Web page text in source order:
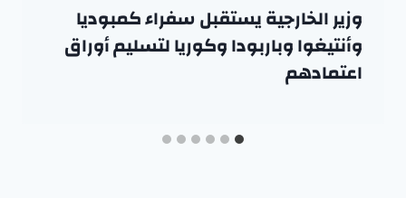
وزير الخارجية يستقبل سفراء كمبوديا
وأنتيغوا وباربودا وكوريا لتسليم أوراق
اعتمادهم